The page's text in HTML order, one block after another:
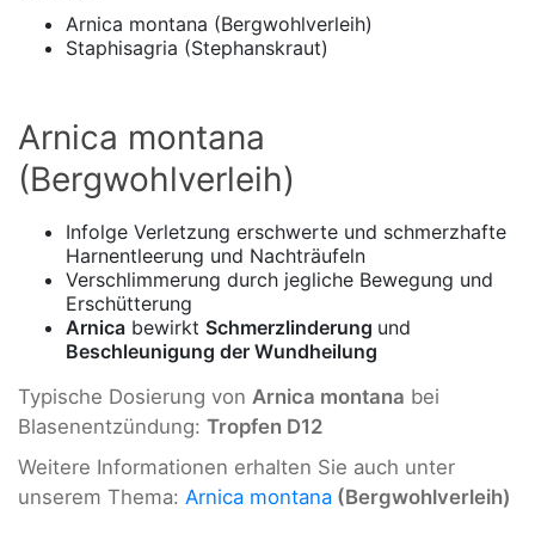
Arnica montana (Bergwohlverleih)
Staphisagria (Stephanskraut)
Arnica montana
(Bergwohlverleih)
Infolge Verletzung erschwerte und schmerzhafte
Harnentleerung und Nachträufeln
Verschlimmerung durch jegliche Bewegung und
Erschütterung
Arnica bewirkt Schmerzlinderung und
Beschleunigung der Wundheilung
Typische Dosierung von Arnica montana bei
Blasenentzündung: Tropfen D12
Weitere Informationen erhalten Sie auch unter
unserem Thema: Arnica montana (Bergwohlverleih)